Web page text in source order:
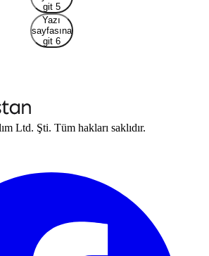
git 5
Yazı
sayfasına
git 6
Ltd. Şti. Tüm hakları saklıdır.